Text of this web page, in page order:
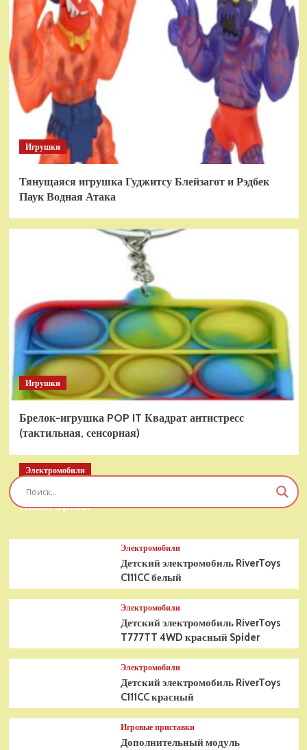
Игрушки
Тянущаяся игрушка Гуджитсу Блейзагот и Рэдбек
Паук Водная Атака
Игрушки
Брелок-игрушка POP IT Квадрат антистресс
(тактильная, сенсорная)
Электромобили
Детский электромобиль RiverToys T777TT 4WD
синий Spider
Электромобили
Детский электромобиль RiverToys
C111CC белый
Электромобили
Детский электромобиль RiverToys
T777TT 4WD красный Spider
Электромобили
Детский электромобиль RiverToys
C111CC красный
Игровые приставки
Дополнительный модуль